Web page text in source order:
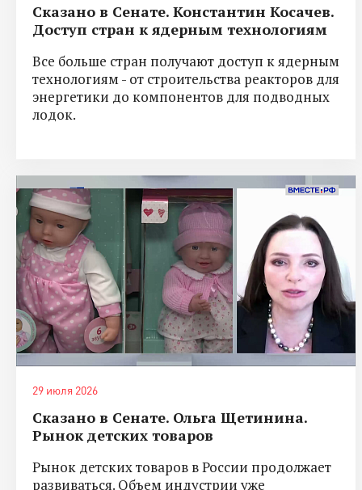
Сказано в Сенате. Константин Косачев.
Доступ стран к ядерным технологиям
Все больше стран получают доступ к ядерным
технологиям - от строительства реакторов для
энергетики до компонентов для подводных
лодок.
29 июля 2026
Сказано в Сенате. Ольга Щетинина.
Рынок детских товаров
Рынок детских товаров в России продолжает
развиваться. Объем индустрии уже